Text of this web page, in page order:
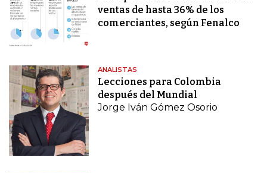
ventas de hasta 36% de los
comerciantes, según Fenalco
ANALISTAS
Lecciones para Colombia
después del Mundial
Jorge Iván Gómez Osorio